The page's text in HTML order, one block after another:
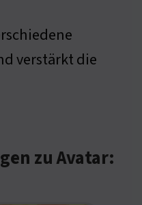
verstärkt die
zu Avatar: